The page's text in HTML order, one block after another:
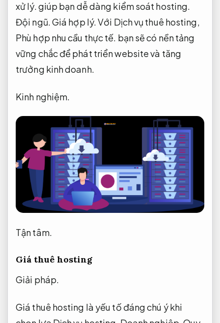
xử lý.giúp bạn dễ dàng kiểm soát hosting.
Đội ngũ.Giá hợp lý.Với Dịch vụ thuê hosting,
Phù hợp nhu cầu thực tế. bạn sẽ có nền tảng
vững chắc để phát triển website và tăng
trưởng kinh doanh.
Kinh nghiệm.
Tận tâm.
Giá thuê hosting
Giải pháp.
Giá thuê hosting là yếu tố đáng chú ý khi